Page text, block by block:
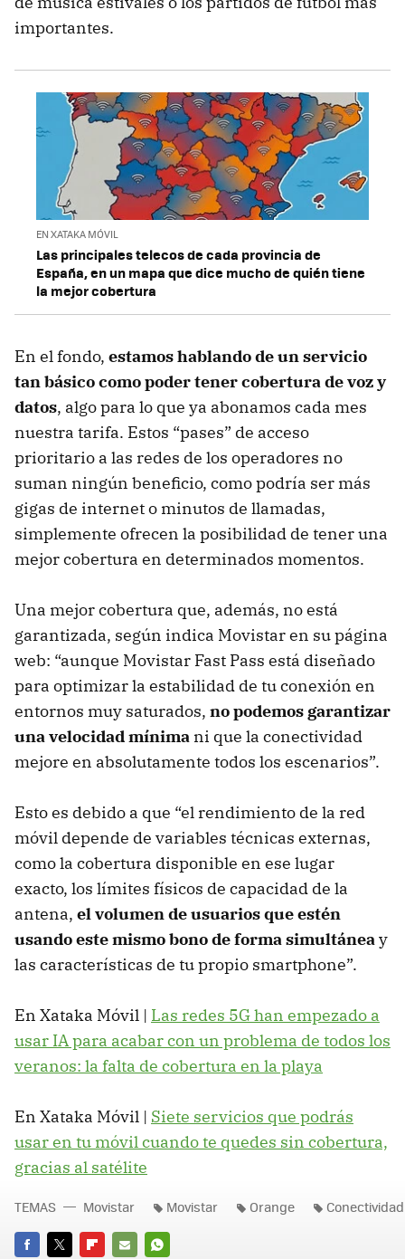
importantes.
EN XATAKA MÓVIL
Las principales telecos de cada provincia de
España, en un mapa que dice mucho de quién tiene
la mejor cobertura
En el fondo, estamos hablando de un servicio
tan básico como poder tener cobertura de voz y
datos, algo para lo que ya abonamos cada mes
nuestra tarifa. Estos “pases” de acceso
prioritario a las redes de los operadores no
suman ningún beneficio, como podría ser más
gigas de internet o minutos de llamadas,
simplemente ofrecen la posibilidad de tener una
mejor cobertura en determinados momentos.
Una mejor cobertura que, además, no está
garantizada, según indica Movistar en su página
web: “aunque Movistar Fast Pass está diseñado
para optimizar la estabilidad de tu conexión en
entornos muy saturados, no podemos garantizar
una velocidad mínima ni que la conectividad
mejore en absolutamente todos los escenarios”.
Esto es debido a que “el rendimiento de la red
móvil depende de variables técnicas externas,
como la cobertura disponible en ese lugar
exacto, los límites físicos de capacidad de la
antena, el volumen de usuarios que estén
usando este mismo bono de forma simultáneay
las características de tu propio smartphone”.
En Xataka Móvil | Las redes 5G han empezado a
usar IA para acabar con un problema de todos los
veranos: la falta de cobertura en la playa
En Xataka Móvil | Siete servicios que podrás
usar en tu móvil cuando te quedes sin cobertura,
gracias al satélite
TEMAS Movistar Movistar Orange Conectividad